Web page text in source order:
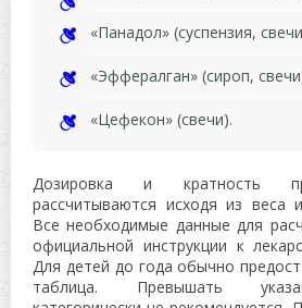
«Панадол» (суспензия,
«Эффералган» (сироп,
«Цефекон» (свечи).
Дозировка и кратность
рассчитываются исходя из веса
Все необходимые данные для
официальной инструкции к
Для детей до года обычно
таблица. Превышать